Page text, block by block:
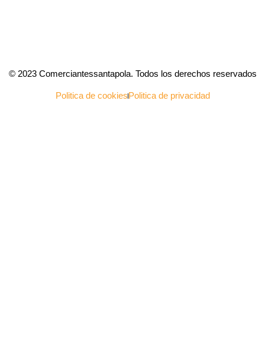
© 2023 Comerciantessantapola. Todos los derechos reservados
Politica de cookiesPolitica de privacidad